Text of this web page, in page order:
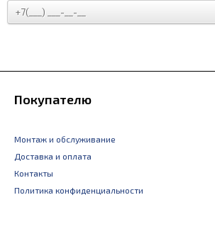
Покупателю
Монтаж и обслуживание
Доставка и оплата
Контакты
Политика конфиденциальности